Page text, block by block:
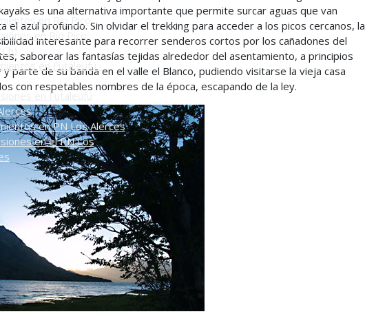
en Río Pico
en Río Pico
en Futaleufú -
en Futaleufú
en PN Los Alerces
en el PN Los
es una alternativa importante que permite surcar aguas que van
el azul profundo. Sin olvidar el trekking para acceder a los picos cercanos, la
interesante para recorrer senderos cortos por los cañadones del
saborear las fantasías tejidas alrededor del asentamiento, a principios
parte de su banda en el valle el Blanco, pudiendo visitarse la vieja casa
con respetables nombres de la época, escapando de la ley.